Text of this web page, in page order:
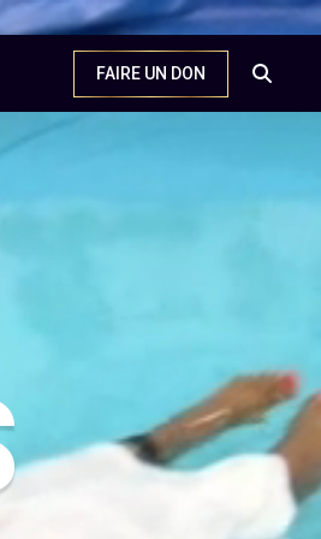
FAIRE UN DON